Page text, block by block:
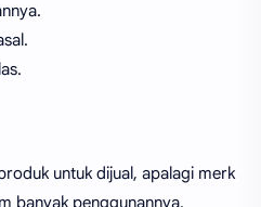
untuk dijual, apalagi merk
banyak penggunannya.